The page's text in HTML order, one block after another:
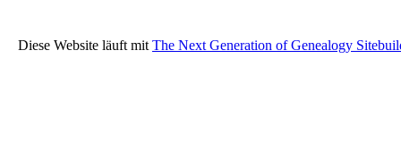
Diese Website läuft mit The Next Generation of Genealogy